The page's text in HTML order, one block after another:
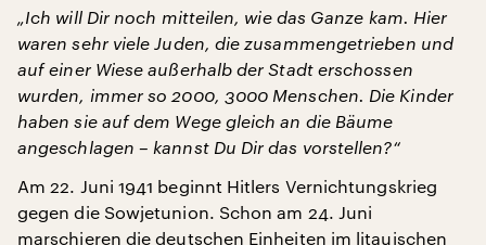
„Ich will Dir noch mitteilen, wie das Ganze kam. Hier
waren sehr viele Juden, die zusammengetrieben und
auf einer Wiese außerhalb der Stadt erschossen
wurden, immer so 2000, 3000 Menschen. Die Kinder
haben sie auf dem Wege gleich an die Bäume
angeschlagen – kannst Du Dir das vorstellen?“
Am 22. Juni 1941 beginnt Hitlers Vernichtungskrieg
gegen die Sowjetunion. Schon am 24. Juni
marschieren die deutschen Einheiten im litauischen